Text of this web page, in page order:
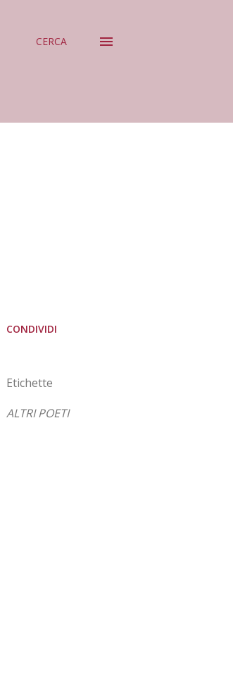
CERCA
CONDIVIDI
Etichette
ALTRI POETI